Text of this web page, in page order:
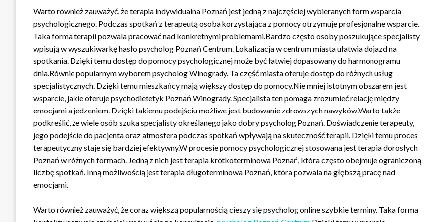
Warto również zauważyć, że terapia indywidualna Poznań jest jedną z najczęściej wybieranych form wsparcia
psychologicznego. Podczas spotkań z terapeutą osoba korzystająca z pomocy otrzymuje profesjonalne wsparcie.
Taka forma terapii pozwala pracować nad konkretnymi problemami.Bardzo często osoby poszukujące specjalisty
wpisują w wyszukiwarkę hasło psycholog Poznań Centrum. Lokalizacja w centrum miasta ułatwia dojazd na
spotkania. Dzięki temu dostęp do pomocy psychologicznej może być łatwiej dopasowany do harmonogramu
dnia.Równie popularnym wyborem psycholog Winogrady. Ta część miasta oferuje dostęp do różnych usług
specjalistycznych. Dzięki temu mieszkańcy mają większy dostęp do pomocy.Nie mniej istotnym obszarem jest
wsparcie, jakie oferuje psychodietetyk Poznań Winogrady. Specjalista ten pomaga zrozumieć relację między
emocjami a jedzeniem. Dzięki takiemu podejściu możliwe jest budowanie zdrowszych nawyków.Warto także
podkreślić, że wiele osób szuka specjalisty określanego jako dobry psycholog Poznań. Doświadczenie terapeuty,
jego podejście do pacjenta oraz atmosfera podczas spotkań wpływają na skuteczność terapii. Dzięki temu proces
terapeutyczny staje się bardziej efektywny.W procesie pomocy psychologicznej stosowana jest terapia dorosłych
Poznań w różnych formach. Jedną z nich jest terapia krótkoterminowa Poznań, która często obejmuje ograniczoną
liczbę spotkań. Inną możliwością jest terapia długoterminowa Poznań, która pozwala na głębszą pracę nad
emocjami.
Warto również zauważyć, że coraz większą popularnością cieszy się psycholog online szybkie terminy. Taka forma